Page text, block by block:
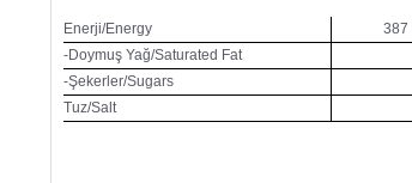
Enerji/Energy 387
-Doymuş Yağ/Saturated Fat
-Şekerler/Sugars
Tuz/Salt